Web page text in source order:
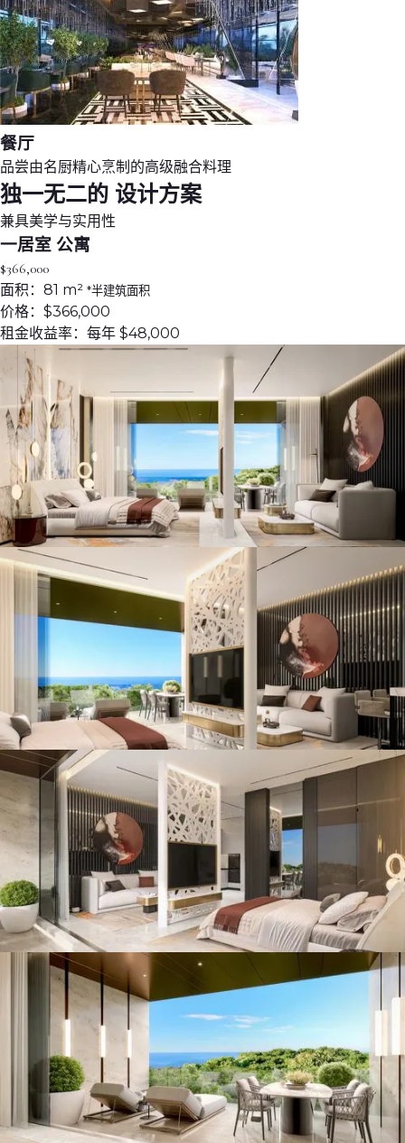
餐厅
品尝由名厨精心烹制的高级融合料理
独一无二的 设计方案
兼具美学与实用性
一居室 公寓
$366,000
面积： 81 m² *半建筑面积
价格： $366,000
租金收益率： 每年 $48,000